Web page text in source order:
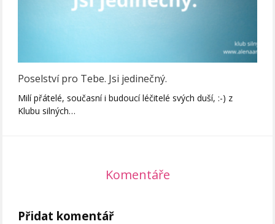
Poselství pro Tebe. Jsi jedinečný.
Milí přátelé, současní i budoucí léčitelé svých duší, :-) z
Klubu silných…
Komentáře
Přidat komentář